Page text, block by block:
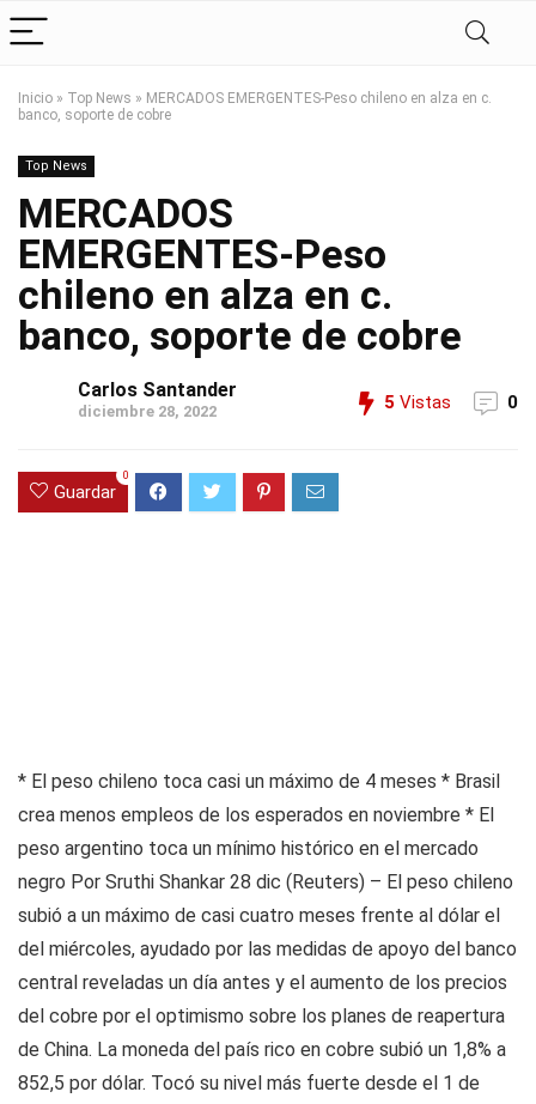
Inicio » Top News » MERCADOS EMERGENTES-Peso chileno en alza en c.
banco, soporte de cobre
Top News
MERCADOS
EMERGENTES-Peso
chileno en alza en c.
banco, soporte de cobre
Carlos Santander
diciembre 28, 2022 5 Vistas 0
Guardar
0
* El peso chileno toca casi un máximo de 4 meses * Brasil
crea menos empleos de los esperados en noviembre * El
peso argentino toca un mínimo histórico en el mercado
negro Por Sruthi Shankar 28 dic (Reuters) – El peso chileno
subió a un máximo de casi cuatro meses frente al dólar el
del miércoles, ayudado por las medidas de apoyo del banco
central reveladas un día antes y el aumento de los precios
del cobre por el optimismo sobre los planes de reapertura
de China. La moneda del país rico en cobre subió un 1,8% a
852,5 por dólar. Tocó su nivel más fuerte desde el 1 de